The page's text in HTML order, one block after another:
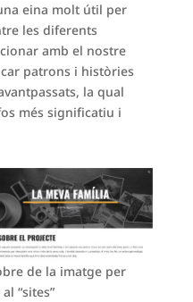
eina molt útil per
les diferents
amb el nostre
patrons i històries
la qual
més significatiu i
de la imatge per
“sites”